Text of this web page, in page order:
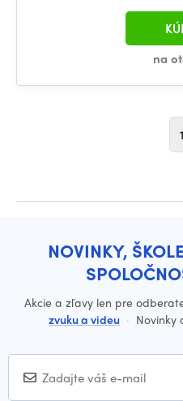
na
1
NOVINKY,
Akcie a zľavy len pre
zvuku a videu · Novinky